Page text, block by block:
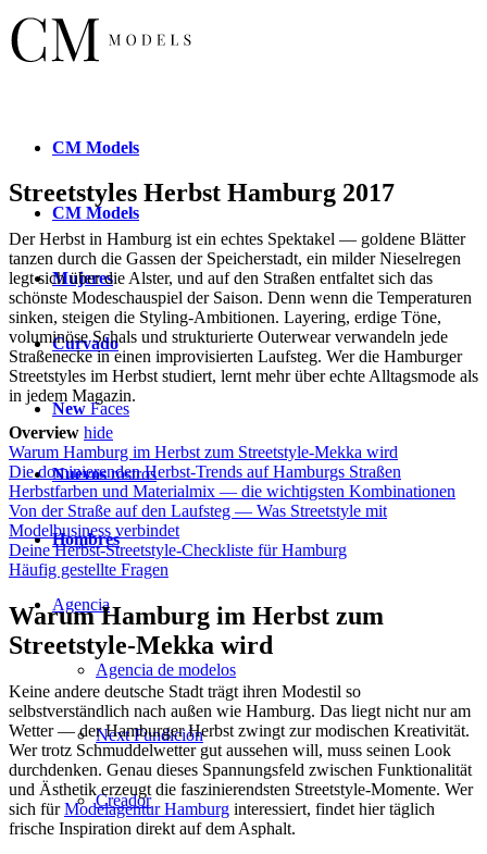
CM Models
CM Models
Mujeres
Curvado
New Faces
Nuevosrostros
Hombres
Agencia
Agencia de modelos
Next Fundición
Creador
Streetstyles Herbst Hamburg 2017
Der Herbst in Hamburg ist ein echtes Spektakel — goldene Blätter
tanzen durch die Gassen der Speicherstadt, ein milder Nieselregen
legt sich über die Alster, und auf den Straßen entfaltet sich das
schönste Modeschauspiel der Saison. Denn wenn die Temperaturen
sinken, steigen die Styling-Ambitionen. Layering, erdige Töne,
voluminöse Schals und strukturierte Outerwear verwandeln jede
Straßenecke in einen improvisierten Laufsteg. Wer die Hamburger
Streetstyles im Herbst studiert, lernt mehr über echte Alltagsmode als
in jedem Magazin.
Overview hide
Warum Hamburg im Herbst zum Streetstyle-Mekka wird
Die dominierenden Herbst-Trends auf Hamburgs Straßen
Herbstfarben und Materialmix — die wichtigsten Kombinationen
Von der Straße auf den Laufsteg — Was Streetstyle mit
Modelbusiness verbindet
Deine Herbst-Streetstyle-Checkliste für Hamburg
Häufig gestellte Fragen
Warum Hamburg im Herbst zum
Streetstyle-Mekka wird
Keine andere deutsche Stadt trägt ihren Modestil so
selbstverständlich nach außen wie Hamburg. Das liegt nicht nur am
Wetter — der Hamburger Herbst zwingt zur modischen Kreativität.
Wer trotz Schmuddelwetter gut aussehen will, muss seinen Look
durchdenken. Genau dieses Spannungsfeld zwischen Funktionalität
und Ästhetik erzeugt die faszinierendsten Streetstyle-Momente. Wer
sich fürModelagentur Hamburg interessiert, findet hier täglich
frische Inspiration direkt auf dem Asphalt.